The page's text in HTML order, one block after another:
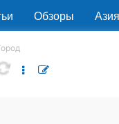
Обзоры Азия